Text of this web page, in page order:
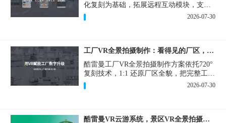
化复刻为基础，拓展远程互动模块，支持
定制，轻量化搭建部署，可挂载在公众
号、官网等线上平台。
2026-07-30
工厂VR全景拍摄制作：看得见的厂区，省下来的成本
酷雷曼工厂VR全景拍摄制作方案依托720°
复刻技术，1:1 还原厂区全貌，把完整工厂
搬进手机、电脑大屏，既是工厂对外拓客
的数字化名片，也是内部管理、人员培训
2026-07-30
酷雷曼VR云游系统，景区VR全景拍摄制作一站式落地